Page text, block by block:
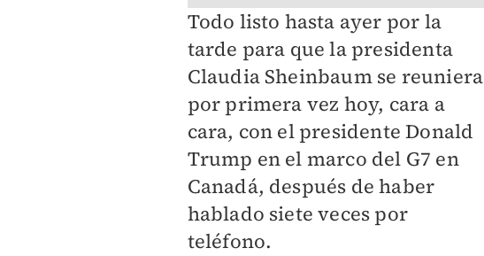
Todo listo hasta ayer por la
tarde para que la presidenta
Claudia Sheinbaum se reuniera
por primera vez hoy, cara a
cara, con el presidente Donald
Trump en el marco del G7 en
Canadá, después de haber
hablado siete veces por
teléfono.